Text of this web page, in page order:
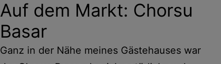
Auf dem Markt: Chorsu
Basar
Ganz in der Nähe meines Gästehauses war